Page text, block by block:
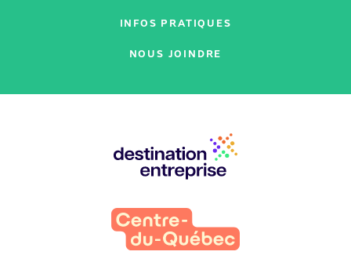
INFOS PRATIQUES
NOUS JOINDRE
partenaires
: